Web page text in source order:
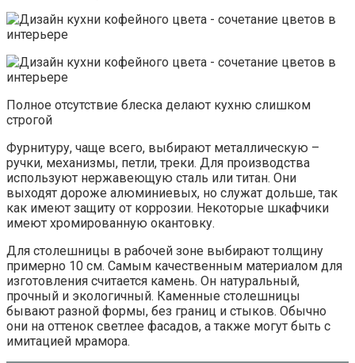
Полное отсутствие блеска делают кухню слишком
строгой
Фурнитуру, чаще всего, выбирают металлическую –
ручки, механизмы, петли, треки. Для производства
используют нержавеющую сталь или титан. Они
выходят дороже алюминиевых, но служат дольше, так
как имеют защиту от коррозии. Некоторые шкафчики
имеют хромированную окантовку.
Для столешницы в рабочей зоне выбирают толщину
примерно 10 см. Самым качественным материалом для
изготовления считается камень. Он натуральный,
прочный и экологичный. Каменные столешницы
бывают разной формы, без границ и стыков. Обычно
они на оттенок светлее фасадов, а также могут быть с
имитацией мрамора.